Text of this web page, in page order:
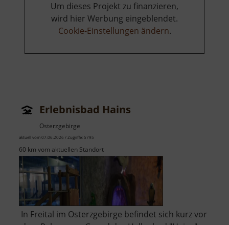
Um dieses Projekt zu finanzieren,
wird hier Werbung eingeblendet.
Cookie-Einstellungen ändern.
Erlebnisbad Hains
Osterzgebirge
aktuell vom 07.06.2026 / Zugriffe: 5795
60 km vom aktuellen Standort
In Freital im Osterzgebirge befindet sich kurz vor